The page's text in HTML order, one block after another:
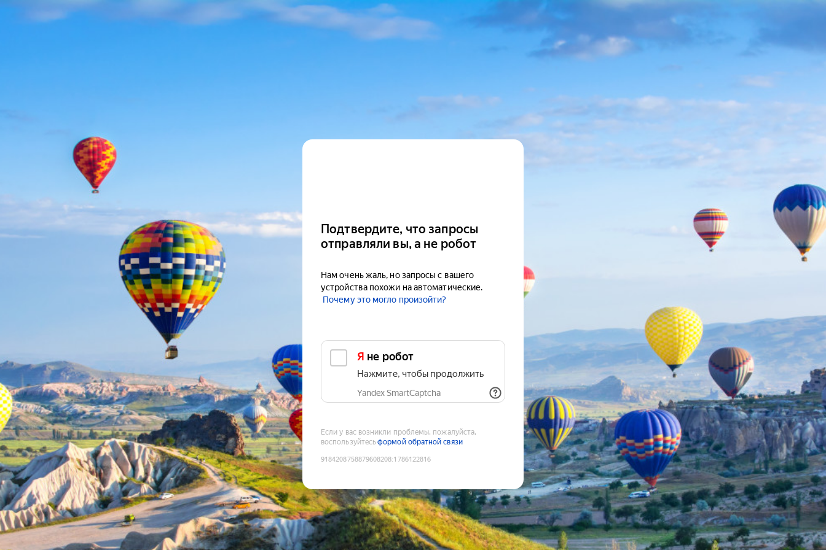
Подтвердите, что запросы
отправляли вы, а не робот
Нам очень жаль, но запросы с вашего
устройства похожи на автоматические.
Почему это могло произойти?
Я не робот
Нажмите, чтобы продолжить
Yandex SmartCaptcha
Если у вас возникли проблемы, пожалуйста,
воспользуйтесьформой обратной связи
9184208758879608208:1786122816